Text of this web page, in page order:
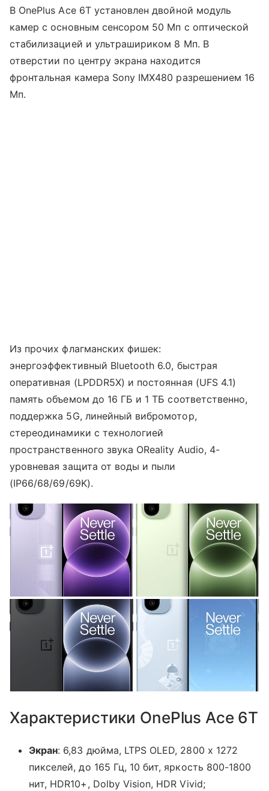
В OnePlus Ace 6T установлен двойной модуль
камер с основным сенсором 50 Мп с оптической
стабилизацией и ультрашириком 8 Мп. В
отверстии по центру экрана находится
фронтальная камера Sony IMX480 разрешением 16
Мп.
Из прочих флагманских фишек:
энергоэффективный Bluetooth 6.0, быстрая
оперативная (LPDDR5X) и постоянная (UFS 4.1)
память объемом до 16 ГБ и 1 ТБ соответственно,
поддержка 5G, линейный вибромотор,
стереодинамики с технологией
пространственного звука OReality Audio, 4-
уровневая защита от воды и пыли
(IP66/68/69/69K).
Характеристики OnePlus Ace 6T
Экран: 6,83 дюйма, LTPS OLED, 2800 х 1272
пикселей, до 165 Гц, 10 бит, яркость 800-1800
нит, HDR10+, Dolby Vision, HDR Vivid;